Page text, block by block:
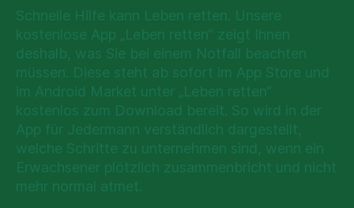
Schnelle Hilfe kann Leben retten. Unsere
kostenlose App „Leben retten“ zeigt Ihnen
deshalb, was Sie bei einem Notfall beachten
müssen. Diese steht ab sofort im App Store und
im Android Market unter „Leben retten“
kostenlos zum Download bereit. So wird in der
App für Jedermann verständlich dargestellt,
welche Schritte zu unternehmen sind, wenn ein
Erwachsener plötzlich zusammenbricht und nicht
mehr normal atmet.